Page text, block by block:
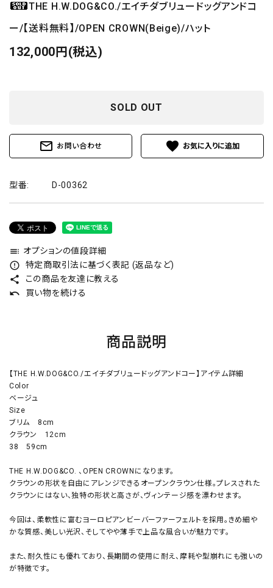
THE H.W.DOG&CO./エイチダブリュードッグアンドコ
ー/【送料無料】/OPEN CROWN(Beige)/ハット
132,000円(税込)
SOLD OUT
mail_outline お問い合わせ favorite
型番: D-00362
toc オプションの値段詳細
error_outline 特定商取引法に基づく表記 (返品など)
share この商品を友達に教える
undo 買い物を続ける
商品説明
【THE H.W.DOG&CO./エイチダブリュードッグアンドコー】アイテム詳細
Color
ベージュ
Size
ブリム 8cm
クラウン 12cm
38 59cm
THE H.W.DOG&CO. 、OPEN CROWNになります。
クラウンの形状を自由にアレンジできるオープンクラウン仕様。プレスされた
クラウンにはない、独特の形状と高さが、ヴィンテージ感を漂わせます。
今回は、柔軟性に富むヨーロピアンビーバーファーフェルトを採用。きめ細や
かな質感、美しい光沢、そしてやや薄手で上品な風合いが魅力です。
また、耐久性にも優れており、長期間の使用に耐え、摩耗や型崩れにも強いの
が特徴です。